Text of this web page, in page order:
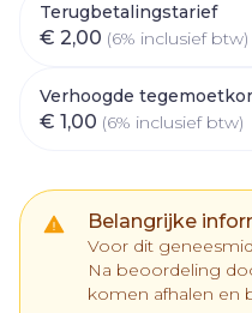
Terugbetalingstarief
€ 2,00 (6% inclusief btw)
Verhoogde
€ 1,00 (6% inclusief btw)
Belangrijke
Voor dit
Na beoordeling
komen afhalen en